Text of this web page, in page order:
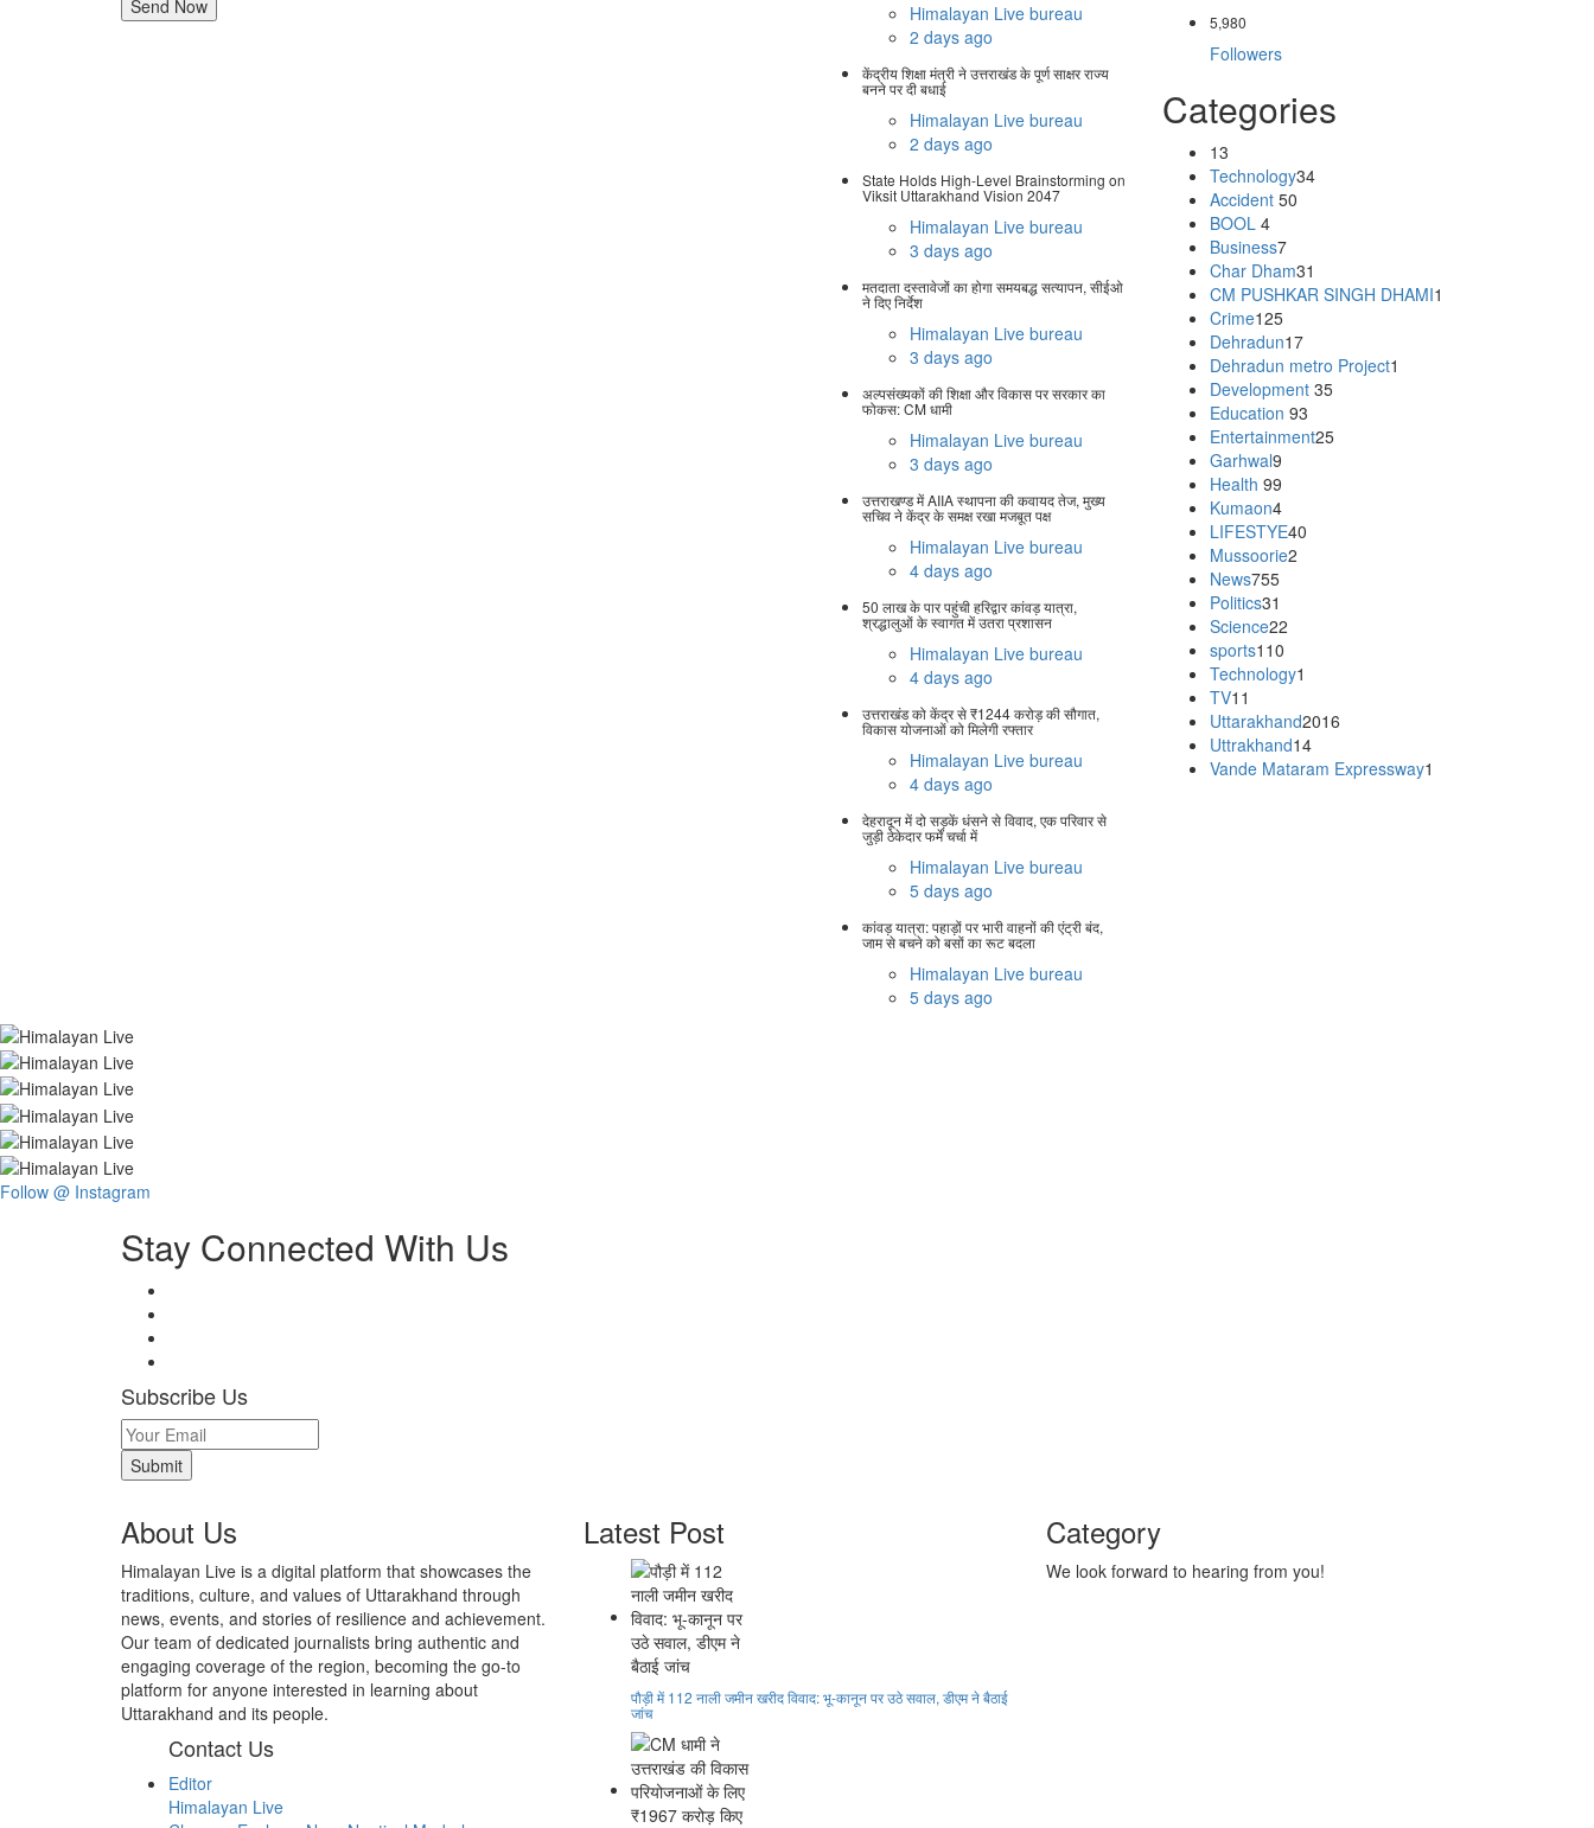
Himalayan Live bureau
2 days ago
केंद्रीय शिक्षा मंत्री ने उत्तराखंड के पूर्ण साक्षर राज्य
बनने पर दी बधाई
Himalayan Live bureau
2 days ago
State Holds High-Level Brainstorming on
Viksit Uttarakhand Vision 2047
Himalayan Live bureau
3 days ago
मतदाता दस्तावेजों का होगा समयबद्ध सत्यापन, सीईओ
ने दिए निर्देश
Himalayan Live bureau
3 days ago
अल्पसंख्यकों की शिक्षा और विकास पर सरकार का
फोकस: CM धामी
Himalayan Live bureau
3 days ago
उत्तराखण्ड में AIIA स्थापना की कवायद तेज, मुख्य
सचिव ने केंद्र के समक्ष रखा मजबूत पक्ष
Himalayan Live bureau
4 days ago
50 लाख के पार पहुंची हरिद्वार कांवड़ यात्रा,
श्रद्धालुओं के स्वागत में उतरा प्रशासन
Himalayan Live bureau
4 days ago
उत्तराखंड को केंद्र से ₹1244 करोड़ की सौगात,
विकास योजनाओं को मिलेगी रफ्तार
Himalayan Live bureau
4 days ago
देहरादून में दो सड़कें धंसने से विवाद, एक परिवार से
जुड़ी ठेकेदार फर्में चर्चा में
Himalayan Live bureau
5 days ago
कांवड़ यात्रा: पहाड़ों पर भारी वाहनों की एंट्री बंद,
जाम से बचने को बसों का रूट बदला
Himalayan Live bureau
5 days ago
5,980
Followers
Categories
13
Technology34
Accident 50
BOOL 4
Business7
Char Dham31
CM PUSHKAR SINGH DHAMI1
Crime125
Dehradun17
Dehradun metro Project1
Development 35
Education 93
Entertainment25
Garhwal9
Health 99
Kumaon4
LIFESTYE40
Mussoorie2
News755
Politics31
Science22
sports110
Technology1
TV11
Uttarakhand2016
Uttrakhand14
Vande Mataram Expressway1
Follow @ Instagram
Stay Connected With Us
Subscribe Us
About Us
Himalayan Live is a digital platform that showcases the
traditions, culture, and values of Uttarakhand through
news, events, and stories of resilience and achievement.
Our team of dedicated journalists bring authentic and
engaging coverage of the region, becoming the go-to
platform for anyone interested in learning about
Uttarakhand and its people.
Contact Us
Editor
Himalayan Live
Latest Post
पौड़ी में 112 नाली जमीन खरीद विवाद: भू-कानून पर उठे सवाल, डीएम ने बैठाई
जांच
Category
We look forward to hearing from you!